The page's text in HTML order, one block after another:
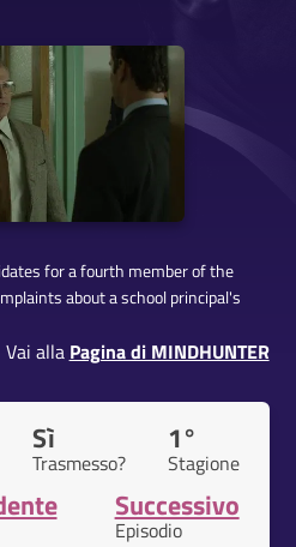
for a fourth member of the
about a school principal's
Vai alla Pagina di MINDHUNTER
Sì
Trasmesso?
1°
Stagione
Successivo
Episodio